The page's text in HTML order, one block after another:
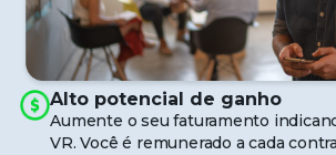
Alto potencial de ganho
Aumente o seu faturamento
VR. Você é remunerado a cada